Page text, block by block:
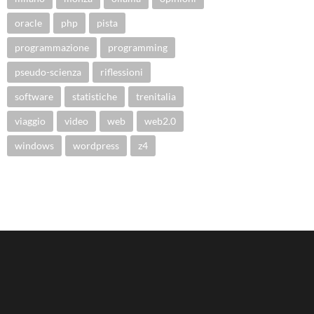
oracle php pista
programmazione programming
pseudo-scienza riflessioni
software statistiche trenitalia
viaggio video web web2.0
windows wordpress z4